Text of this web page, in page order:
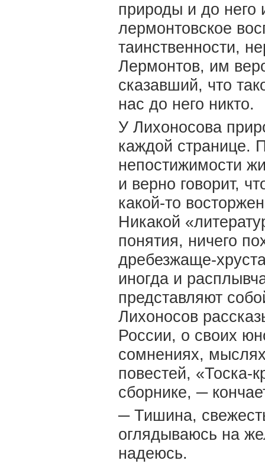
природы и до него
лермонтовское
таинственности,
Лермонтов, им
сказавший, что
нас до него никто.
У Лихоносова
каждой странице.
непостижимости
и верно говорит,
какой-то
Никакой
понятия, ничего
дребезжаще-
иногда и
представляют
Лихоносов
России, о своих
сомнениях,
повестей, «Тоска-
сборнике, ─
─ Тишина,
оглядываюсь на
надеюсь.